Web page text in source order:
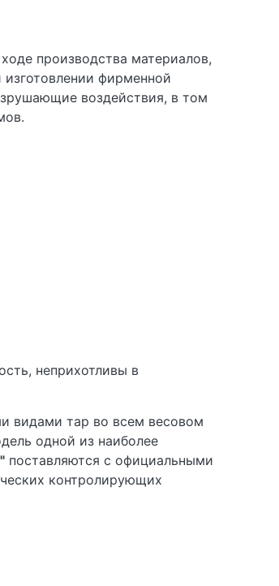
производства материалов,
фирменной
воздействия, в том
неприхотливы в
видами тар во всем весовом
одной из наиболее
поставляются с официальными
контролирующих